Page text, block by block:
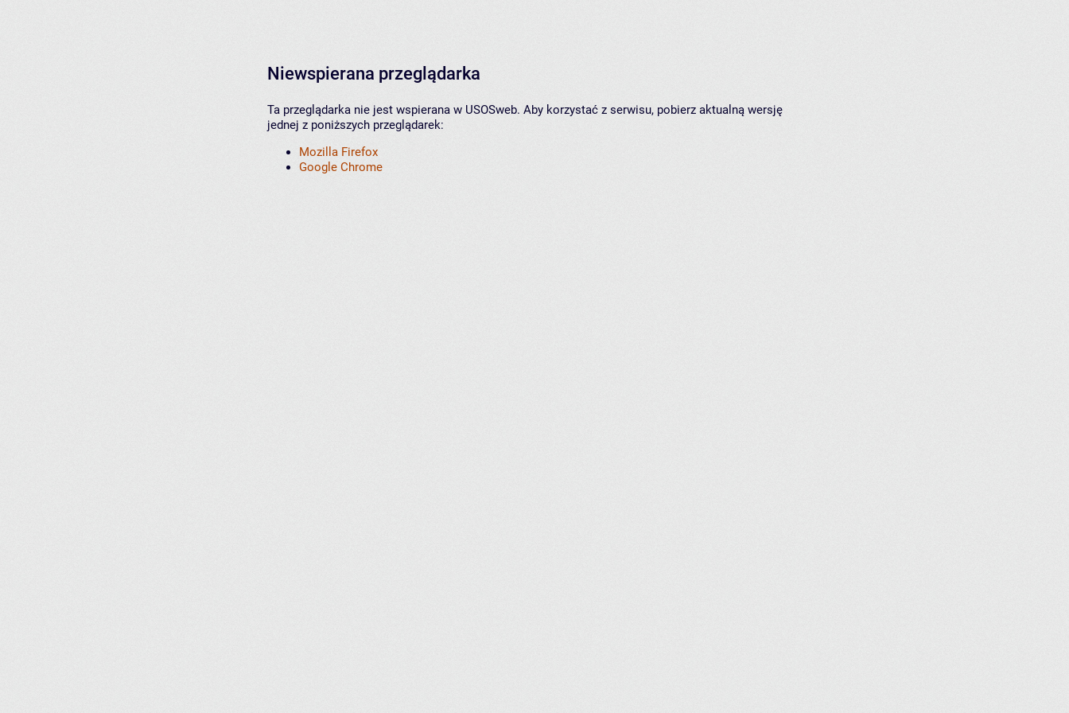
Niewspierana przeglądarka
Ta przeglądarka nie jest wspierana w USOSweb. Aby korzystać z serwisu, pobierz aktualną wersję
jednej z poniższych przeglądarek:
Mozilla Firefox
Google Chrome